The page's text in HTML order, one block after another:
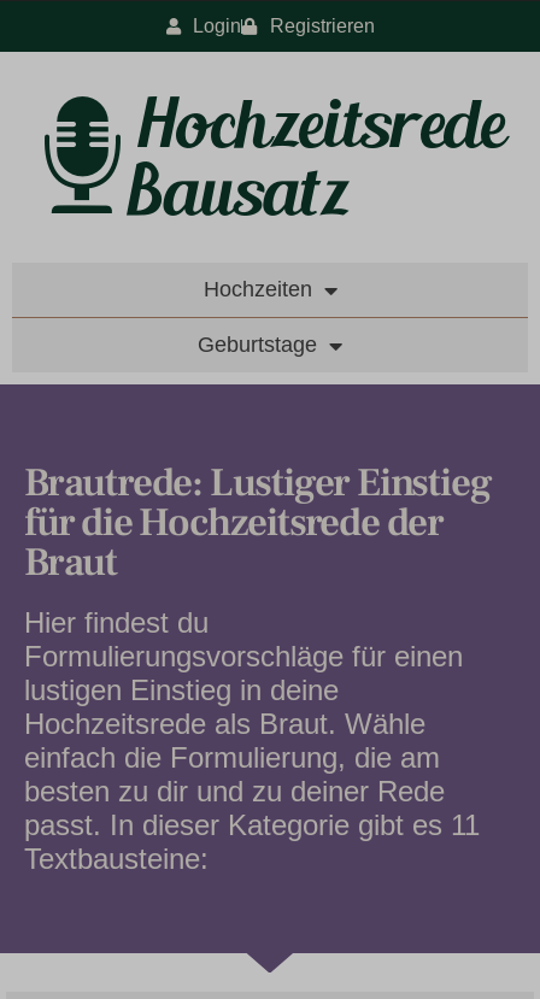
Login Registrieren
Hochzeiten
Geburtstage
Brautrede: Lustiger Einstieg
für die Hochzeitsrede der
Braut
Hier findest du
Formulierungsvorschläge für einen
lustigen Einstieg in deine
Hochzeitsrede als Braut. Wähle
einfach die Formulierung, die am
besten zu dir und zu deiner Rede
passt. In dieser Kategorie gibt es 11
Textbausteine: